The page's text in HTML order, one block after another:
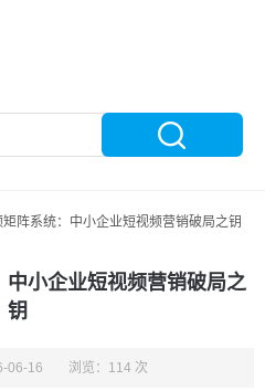
阵系统：中小企业短视频营销破局之钥
小企业短视频营销破局之
钥
06-16 浏览：114 次